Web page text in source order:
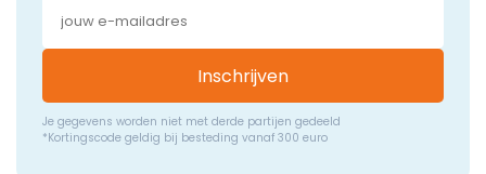
Inschrijven
Je gegevens worden niet met derde partijen gedeeld
*Kortingscode geldig bij besteding vanaf 300 euro